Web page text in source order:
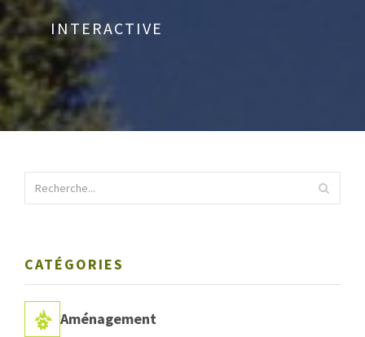
INTERACTIVE
CATÉGORIES
Aménagement